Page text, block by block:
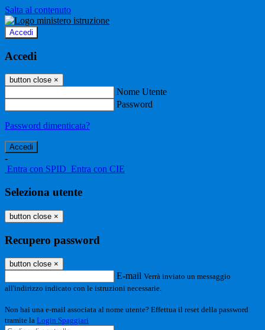
Salta al contenuto
Accedi
Accedi
button close ×
Nome Utente
Password
Password dimenticata?
-
Entra con SPID Entra con CIE
Seleziona utente
button close ×
Recupero password
button close ×
E-mail Verrà inviato un messaggio
all'indirizzo indicato con le istruzioni necessarie.
Non hai una e-mail associata al nome utente? Effettua il reset della password
tramite la Login Spaggiari